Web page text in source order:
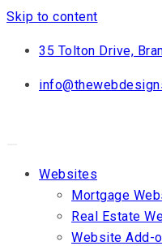
Skip to content
35 Tolton Drive,
Websites
Mortgage
Real Estate
Website Add-